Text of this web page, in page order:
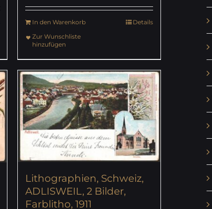
In den Warenkorb
Details
Zur Wunschliste
hinzufügen
Lithographien, Schweiz,
ADLISWEIL, 2 Bilder,
Farblitho, 1911